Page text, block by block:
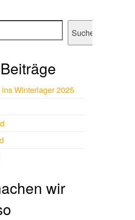
Suchen
Winterlager 2025
wir